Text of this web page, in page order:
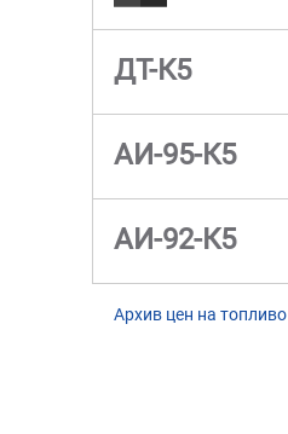
ДТ-К5
АИ-95-К5
АИ-92-К5
Архив цен на топливо